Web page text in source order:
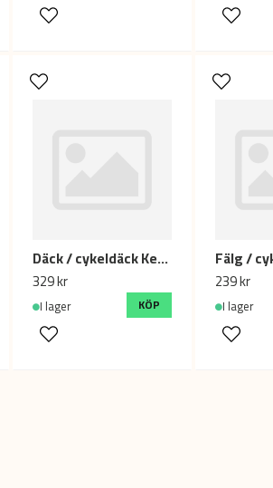
Däck / cykeldäck Kenda Flame, 20 x 3.0 (68-406)
329 kr
I lager KÖP
239 kr
I lager